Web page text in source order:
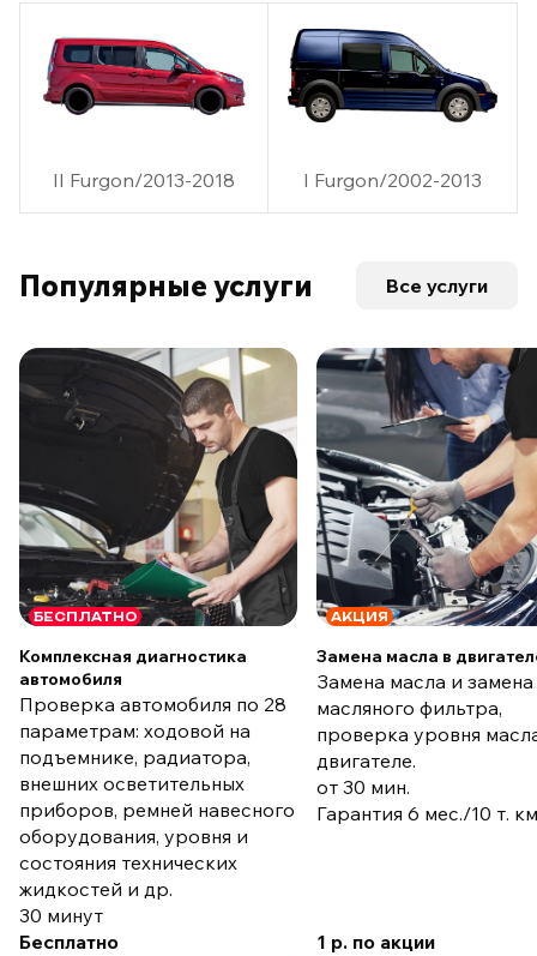
II Furgon/2013-2018 I Furgon/2002-2013
Популярные услуги Все услуги
БЕСПЛАТНО
Комплексная диагностика
автомобиля
Проверка автомобиля по 28
параметрам: ходовой на
подъемнике, радиатора,
внешних осветительных
приборов, ремней навесного
оборудования, уровня и
состояния технических
жидкостей и др.
30 минут
Бесплатно
АКЦИЯ
Замена масла в
Замена масла и замена
масляного фильтра,
проверка уровня
двигателе.
от 30 мин.
Гарантия 6 мес./10 т.
1 р. по акции